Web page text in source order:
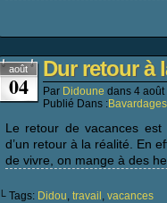
août
04
Dur retour à
Par Didoune dans 4 août
Publié Dans :
Le retour de vacances
d’un retour à la réalité. En
de vivre, on mange à des
└ Tags: Didou, travail , vacances